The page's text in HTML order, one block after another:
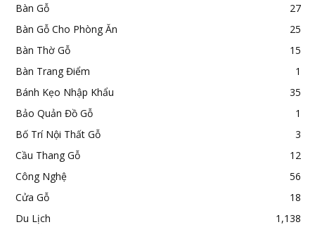
Bàn Gỗ
27
Bàn Gỗ Cho Phòng Ăn
25
Bàn Thờ Gỗ
15
Bàn Trang Điểm
1
Bánh Kẹo Nhập Khẩu
35
Bảo Quản Đồ Gỗ
1
Bố Trí Nội Thất Gỗ
3
Cầu Thang Gỗ
12
Công Nghệ
56
Cửa Gỗ
18
Du Lịch
1,138